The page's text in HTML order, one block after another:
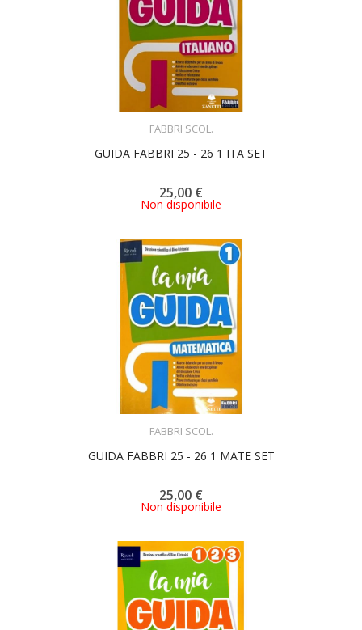
FABBRI SCOL.
GUIDA FABBRI 25 - 26 1 ITA SET
25,00 €
Non disponibile
FABBRI SCOL.
GUIDA FABBRI 25 - 26 1 MATE SET
25,00 €
Non disponibile